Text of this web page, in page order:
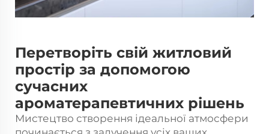
Перетворіть свій житловий
простір за допомогою
сучасних
ароматерапевтичних рішень
Мистецтво створення ідеальної атмосфери